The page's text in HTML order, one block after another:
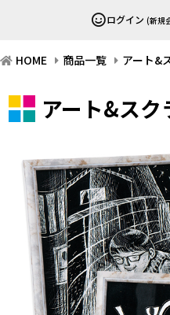
ログイン (新規
HOME 商品一覧 アート&
アート&ス